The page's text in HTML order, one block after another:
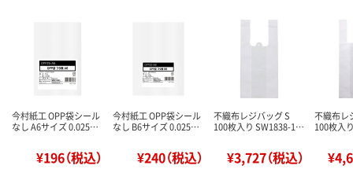
今村紙工 OPP袋シール
なし A6サイズ 0.025…
¥196（税込）
今村紙工 OPP袋シール
なし B6サイズ 0.025…
¥240（税込）
不織布レジバッグ S
100枚入り SW1838-1…
¥3,727（税込）
不織布レ
100枚入